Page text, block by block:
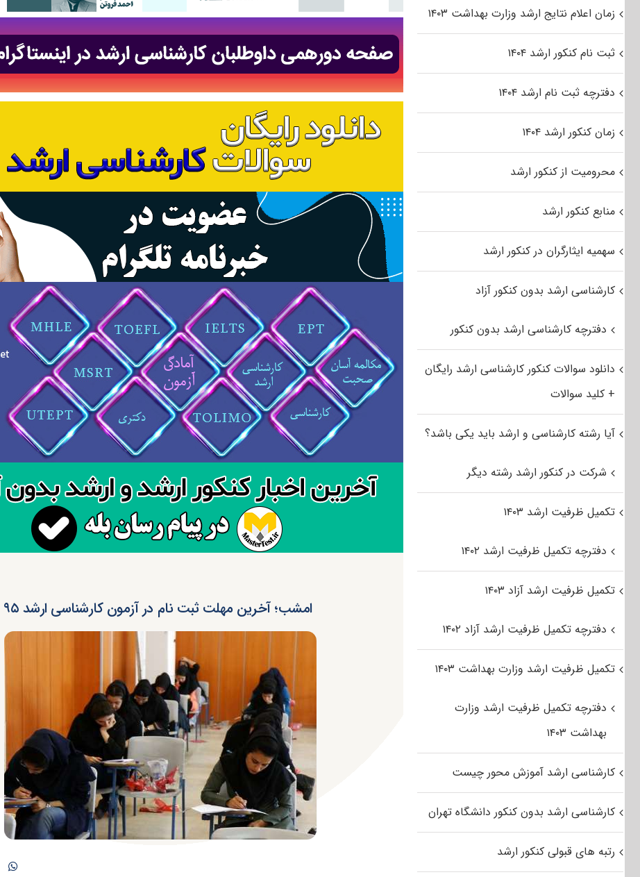
امشب؛ آخرین مهلت ثبت نام در آزمون کارشناسی ارشد ۹۵
زمان اعلام نتایج ارشد وزارت بهداشت ۱۴۰۳
ثبت نام کنکور ارشد ۱۴۰۴
دفترچه ثبت نام ارشد ۱۴۰۴
زمان کنکور ارشد ۱۴۰۴
محرومیت از کنکور ارشد
منابع کنکور ارشد
سهمیه ایثارگران در کنکور ارشد
کارشناسی ارشد بدون کنکور آزاد
دفترچه کارشناسی ارشد بدون کنکور
دانلود سوالات کنکور کارشناسی ارشد رایگان
+ کلید سوالات
آیا رشته کارشناسی و ارشد باید یکی باشد؟
شرکت در کنکور ارشد رشته دیگر
تکمیل ظرفیت ارشد ۱۴۰۳
دفترچه تکمیل ظرفیت ارشد ۱۴۰۲
تکمیل ظرفیت ارشد آزاد ۱۴۰۳
دفترچه تکمیل ظرفیت ارشد آزاد ۱۴۰۲
تکمیل ظرفیت ارشد وزارت بهداشت ۱۴۰۳
دفترچه تکمیل ظرفیت ارشد وزارت
بهداشت ۱۴۰۳
کارشناسی ارشد آموزش محور چیست
کارشناسی ارشد بدون کنکور دانشگاه تهران
رتبه های قبولی کنکور ارشد